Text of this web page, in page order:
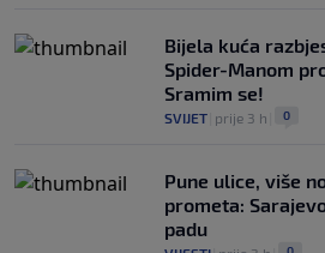
Bijela kuća
Spider-Manom
Sramim se!
SVIJET prije 3 h 0
Pune ulice, više
prometa:
padu